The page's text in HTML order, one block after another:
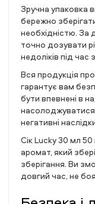
Зручна упаковка
бережно
необхідністю.
точно дозувати
недоліків під
Вся продукція
гарантує вам
бути впевнені в
негативні
Сік Lucky 30 мл 50
аромат, який
зберігання. Ви
довгий час, не